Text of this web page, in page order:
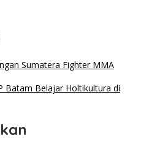
Sumatera Fighter MMA
Batam Belajar Holtikultura di